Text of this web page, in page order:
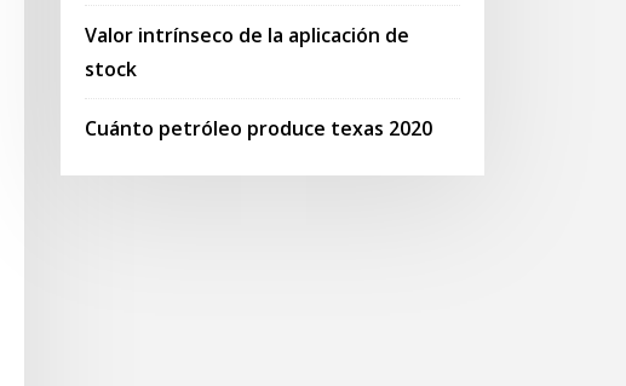
Valor intrínseco de la aplicación de
stock
Cuánto petróleo produce texas 2020